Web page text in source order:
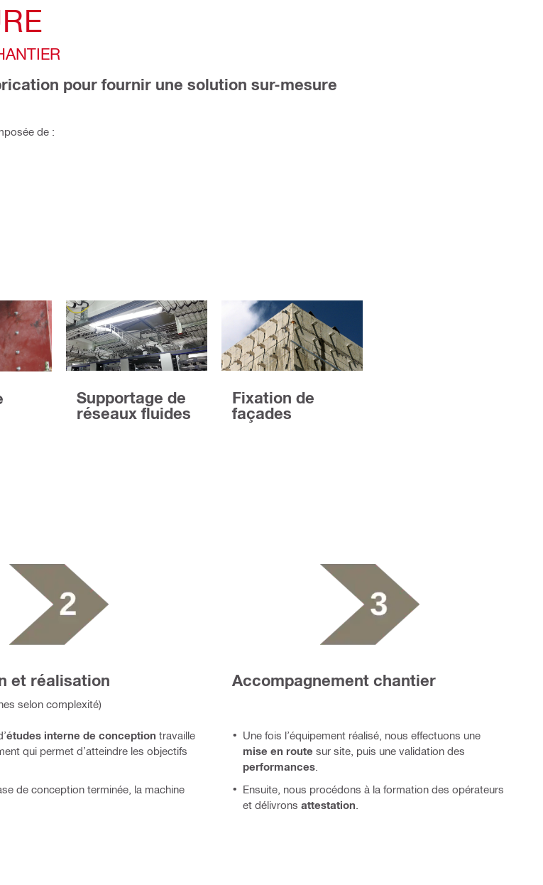
pour fournir une solution sur-mesure
de :
Supportage de
réseaux fluides
Fixation de
façades
et réalisation
selon complexité)
études interne de conception travaille
qui permet d’atteindre les objectifs
de conception terminée, la machine
Accompagnement chantier
Une fois l’équipement réalisé, nous effectuons une
mise en route sur site, puis une validation des
performances.
Ensuite, nous procédons à la formation des opérateurs
et délivrons attestation